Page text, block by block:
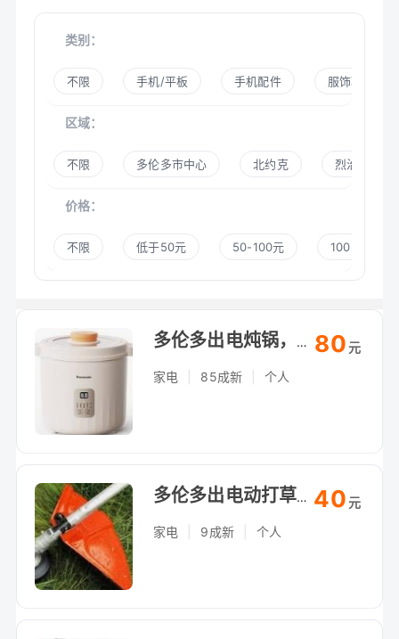
类别：
不限 手机/平板 手机配件 服饰鞋帽
区域：
不限 多伦多市中心 北约克 烈治文山
价格：
不限 低于50元 50-100元 100-300元
多伦多出电炖锅，煲汤煮粥慢炖，自提（Arthur Bonner Ave）
家电 85成新 个人
80元
多伦多出电动打草机，草坪修剪利器，自提（Arthur Bonner Ave）
家电 9成新 个人
40元